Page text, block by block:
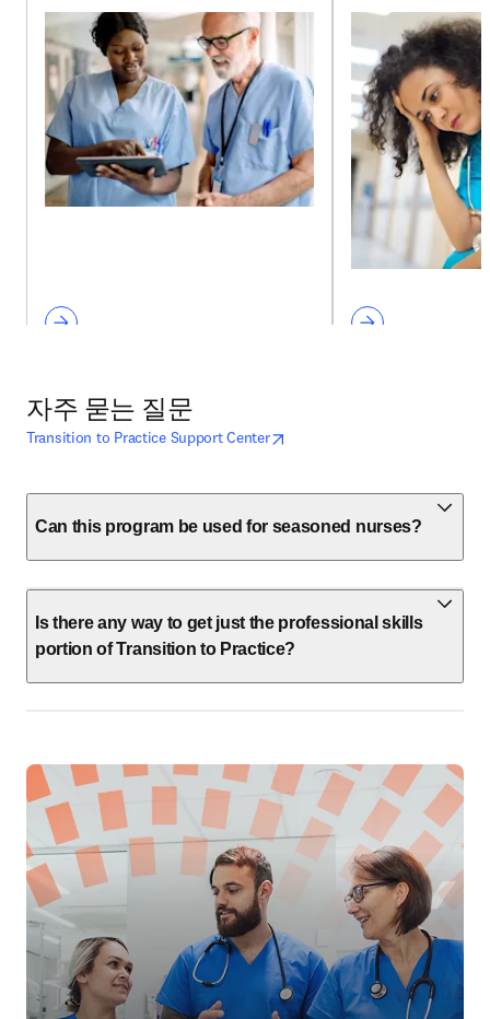
자주 묻는 질문
Transition to Practice Support Center새 탭/창에서 열기
opens in new tab/window
Can this program be used for seasoned nurses?
Is there any way to get just the professional skills
portion of Transition to Practice?